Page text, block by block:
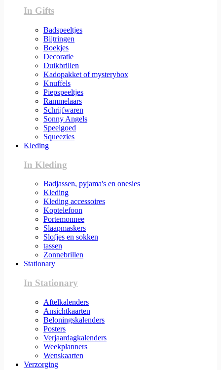
In Gifts
Badspeeltjes
Bijtringen
Boekjes
Decoratie
Duikbrillen
Kadopakket of mysterybox
Knuffels
Piepspeeltjes
Rammelaars
Schrijfwaren
Sonny Angels
Speelgoed
Squeezies
Kleding
In Kleding
Badjassen, pyjama's en onesies
Kleding
Kleding accessoires
Koptelefoon
Portemonnee
Slaapmaskers
Slofjes en sokken
tassen
Zonnebrillen
Stationary
In Stationary
Aftelkalenders
Ansichtkaarten
Beloningskalenders
Posters
Verjaardagkalenders
Weekplanners
Wenskaarten
Verzorging